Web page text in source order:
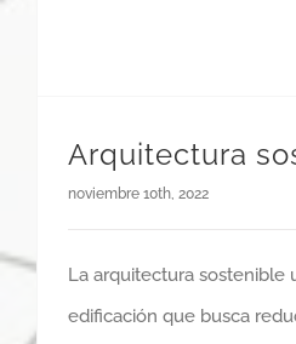
Arquitectura
noviembre 10th, 2022
La arquitectura sostenible
edificación que busca